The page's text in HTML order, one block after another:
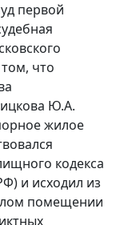
первой
что
Ю.А.
жилое
кодекса
и исходил из
помещении